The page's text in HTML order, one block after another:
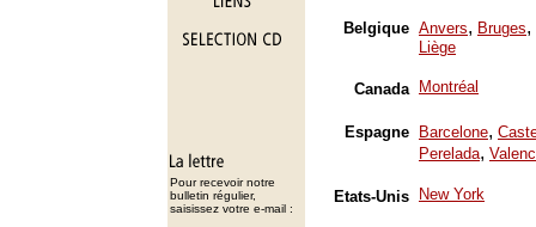
Pour recevoir notre
bulletin régulier,
saisissez votre e-mail :
Belgique Anvers, Bruges,
Liège
Canada Montréal
Espagne Barcelone,
Perelada,
Etats-Unis New York